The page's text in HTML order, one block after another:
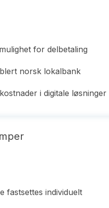
for delbetaling
norsk lokalbank
i digitale løsninger
fastsettes individuelt